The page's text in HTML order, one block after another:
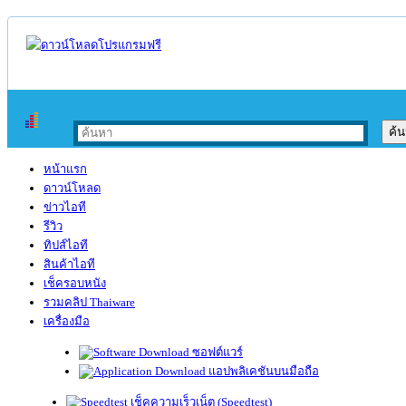
หน้าแรก
ดาวน์โหลด
ข่าวไอที
รีวิว
ทิปส์ไอที
สินค้าไอที
เช็ครอบหนัง
รวมคลิป Thaiware
เครื่องมือ
ซอฟต์แวร์
แอปพลิเคชันบนมือถือ
เช็คความเร็วเน็ต (Speedtest)